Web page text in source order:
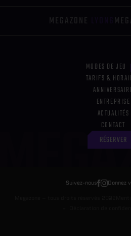
MEGAZONE
MODES DE JEU
TARIFS &
ENTREPRISE
ACTUALITÉS
CONTACT
RÉSERVER
Suivez-nous Facebook
Donnez